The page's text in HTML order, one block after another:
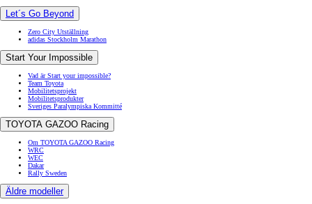
Let´s Go Beyond
Zero City Utställning
adidas Stockholm Marathon
Start Your Impossible
Vad är Start your impossible?
Team Toyota
Mobilitetsprojekt
Mobilitetsprodukter
Sveriges Paralympiska Kommitté
TOYOTA GAZOO Racing
Om TOYOTA GAZOO Racing
WRC
WEC
Dakar
Rally Sweden
Äldre modeller